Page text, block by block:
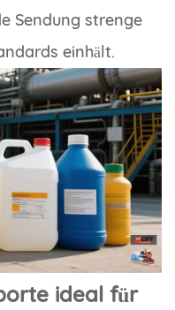
Sendung strenge
einhält.
ideal für